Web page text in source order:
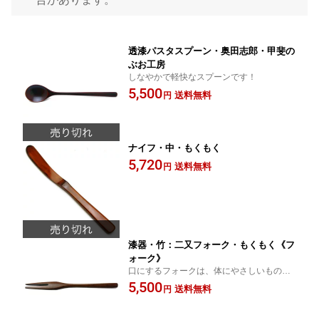
透漆パスタスプーン・奥田志郎・甲斐の
ぶお工房
しなやかで軽快なスプーンです！
5,500 円 送料無料
ナイフ・中・もくもく
5,720 円 送料無料
漆器・竹：二又フォーク・もくもく《フ
ォーク》
口にするフォークは、体にやさしいものを
選びましょう！
5,500 円 送料無料